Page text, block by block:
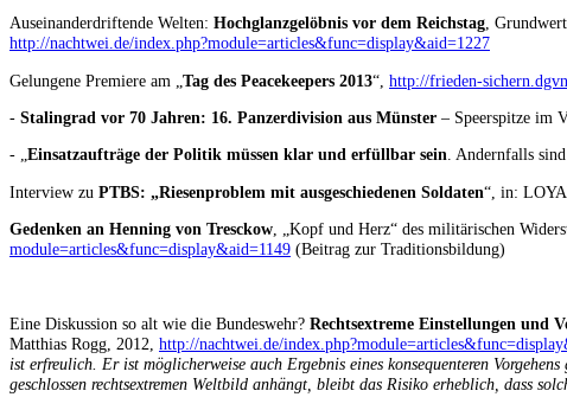
Auseinanderdriftende Welten: Hochglanzgelöbnis vor dem Reichstag,
http://nachtwei.de/index.php?module=articles&func=display&aid=1227
Gelungene Premiere am „ Tag des Peacekeepers 2013“, http://frieden-
- Stalingrad vor 70 Jahren: 16. Panzerdivision aus Münster – Speerspitze im
- „Einsatzaufträge der Politik müssen klar und erfüllbar sein. Andernfalls
Interview zu PTBS: „Riesenproblem mit ausgeschiedenen Soldaten“, in:
Gedenken an Henning von Tresckow , „Kopf und Herz“ des militärischen
module=articles&func=display&aid=1149 (Beitrag zur Traditionsbildung)
Eine Diskussion so alt wie die Bundeswehr? Rechtsextreme Einstellungen und
Matthias Rogg, 2012, http://nachtwei.de/
ist erfreulich. Er ist möglicherweise auch Ergebnis eines konsequenteren
geschlossen rechtsextremen Weltbild anhängt, bleibt das Risiko erheblich, dass